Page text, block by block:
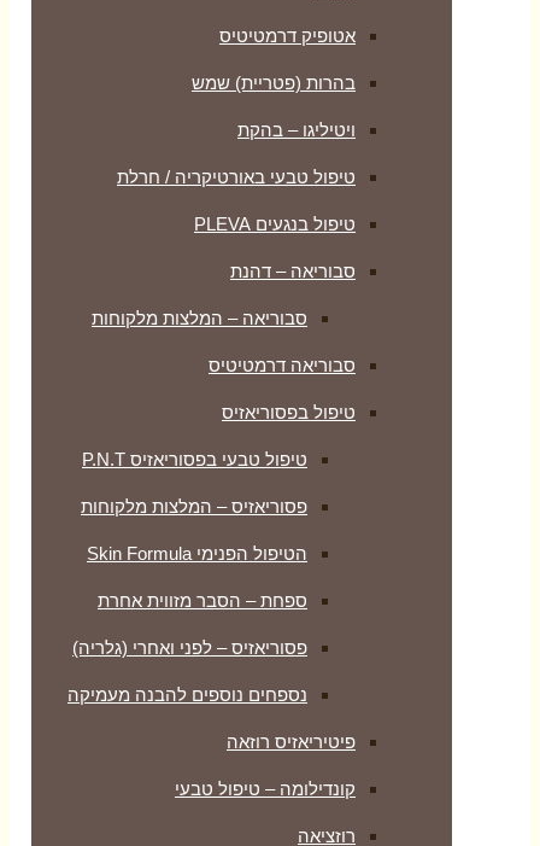
אטופיק דרמטיטיס
בהרות (פטריית) שמש
ויטיליגו – בהקת
טיפול טבעי באורטיקריה / חרלת
טיפול בנגעים PLEVA
סבוריאה – דהנת
סבוריאה – המלצות מלקוחות
סבוריאה דרמטיטיס
טיפול בפסוריאזיס
טיפול טבעי בפסוריאזיס P.N.T
פסוריאזיס – המלצות מלקוחות
הטיפול הפנימי Skin Formula
ספחת – הסבר מזווית אחרת
פסוריאזיס – לפני ואחרי (גלריה)
נספחים נוספים להבנה מעמיקה
פיטיריאזיס רוזאה
קונדילומה – טיפול טבעי
רוזציאה